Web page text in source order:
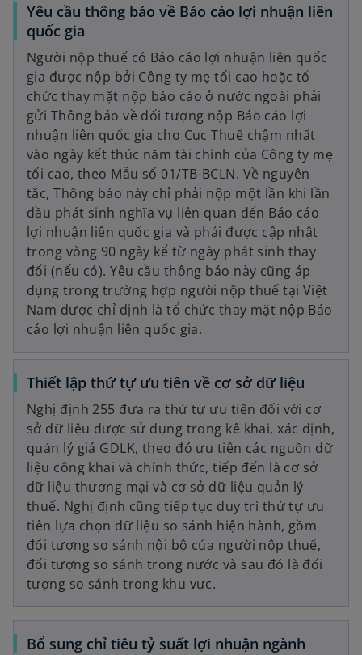
Yêu cầu thông báo về Báo cáo lợi nhuận liên
quốc gia
Người nộp thuế có Báo cáo lợi nhuận liên quốc
gia được nộp bởi Công ty mẹ tối cao hoặc tổ
chức thay mặt nộp báo cáo ở nước ngoài phải
gửi Thông báo về đối tượng nộp Báo cáo lợi
nhuận liên quốc gia cho Cục Thuế chậm nhất
vào ngày kết thúc năm tài chính của Công ty mẹ
tối cao, theo Mẫu số 01/TB-BCLN. Về nguyên
tắc, Thông báo này chỉ phải nộp một lần khi lần
đầu phát sinh nghĩa vụ liên quan đến Báo cáo
lợi nhuận liên quốc gia và phải được cập nhật
trong vòng 90 ngày kể từ ngày phát sinh thay
đổi (nếu có). Yêu cầu thông báo này cũng áp
dụng trong trường hợp người nộp thuế tại Việt
Nam được chỉ định là tổ chức thay mặt nộp Báo
cáo lợi nhuận liên quốc gia.
Thiết lập thứ tự ưu tiên về cơ sở dữ liệu
Nghị định 255 đưa ra thứ tự ưu tiên đối với cơ
sở dữ liệu được sử dụng trong kê khai, xác định,
quản lý giá GDLK, theo đó ưu tiên các nguồn dữ
liệu công khai và chính thức, tiếp đến là cơ sở
dữ liệu thương mại và cơ sở dữ liệu quản lý
thuế. Nghị định cũng tiếp tục duy trì thứ tự ưu
tiên lựa chọn dữ liệu so sánh hiện hành, gồm
đối tượng so sánh nội bộ của người nộp thuế,
đối tượng so sánh trong nước và sau đó là đối
tượng so sánh trong khu vực.
Bổ sung chỉ tiêu tỷ suất lợi nhuận ngành